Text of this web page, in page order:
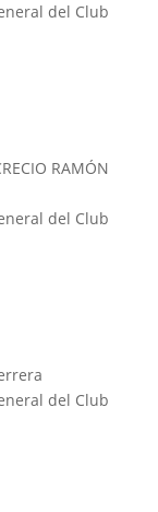
del Club
RAMÓN
del Club
del Club